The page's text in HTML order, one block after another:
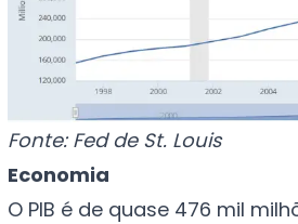
Fonte:Fed de St. Louis
Economia
O PIB é de quase 476 mil